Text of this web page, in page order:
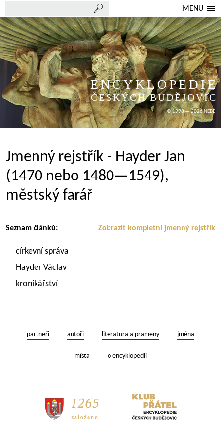
MENU
ENCYKLOPEDIE
ČESKÝCH BUDĚJOVIC
© 1998 — 2026 NEBE
Jmenný rejstřík - Hayder Jan
(1470 nebo 1480—1549),
městský farář
Zobrazit kompletní jmenný rejstřík
Seznam článků:
církevní správa
Hayder Václav
kronikářství
partneři autoři literatura a prameny jména
místa o encyklopedii